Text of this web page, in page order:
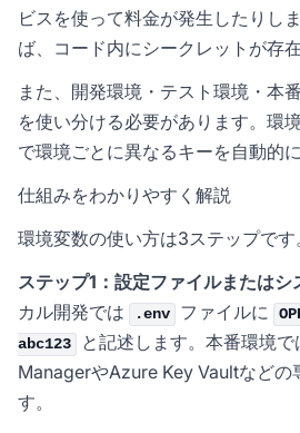
ビスを使って料金が発生したりし
ば、コード内にシークレットが存
また、開発環境・テスト環境・本
を使い分ける必要があります。環
で環境ごとに異なるキーを自動的
仕組みをわかりやすく解説
環境変数の使い方は3ステップです
ステップ1：設定ファイルまたは
カル開発では
.env ファイルに
abc123
と記述します。本番環境で
ManagerやAzure Key Vaultなどの
す。